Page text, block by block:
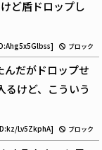
ど盾ドロップし
ブロック
んだがドロップせ
るけど、こういう
Lv5ZkphA] ブロック